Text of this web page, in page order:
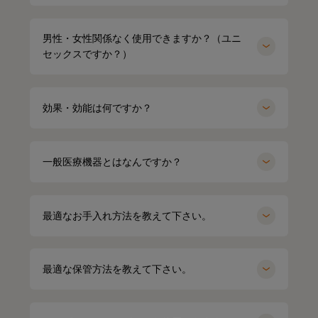
男性・女性関係なく使用できますか？（ユニ
セックスですか？）
効果・効能は何ですか？
一般医療機器とはなんですか？
最適なお手入れ方法を教えて下さい。
最適な保管方法を教えて下さい。
Waka158cm
HARUMI167cm